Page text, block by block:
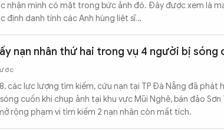
nhận mình có mặt trong bức ảnh đó. Đây được xem là
định danh tính các Anh hùng liệt sĩ…
nạn nhân thứ hai trong vụ 4 người bị sóng
các lực lượng tìm kiếm, cứu nạn tại TP Đà Nẵng đã phát
cuốn khi chụp ảnh tại khu vực Mũi Nghê, bán đảo
rộng phạm vi tìm kiếm 2 nạn nhân còn mất tích.